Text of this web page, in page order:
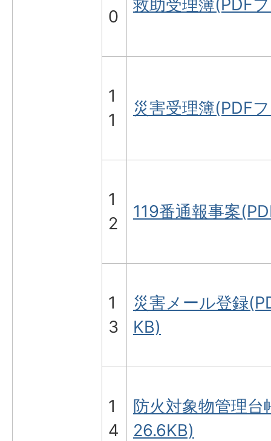
0
救助受理簿(PDF
1
1
災害受理簿(PDF
1
2
119番通報事案
1
3
災害メール登録
KB)
1
4
防火対象物管理
26.6KB)